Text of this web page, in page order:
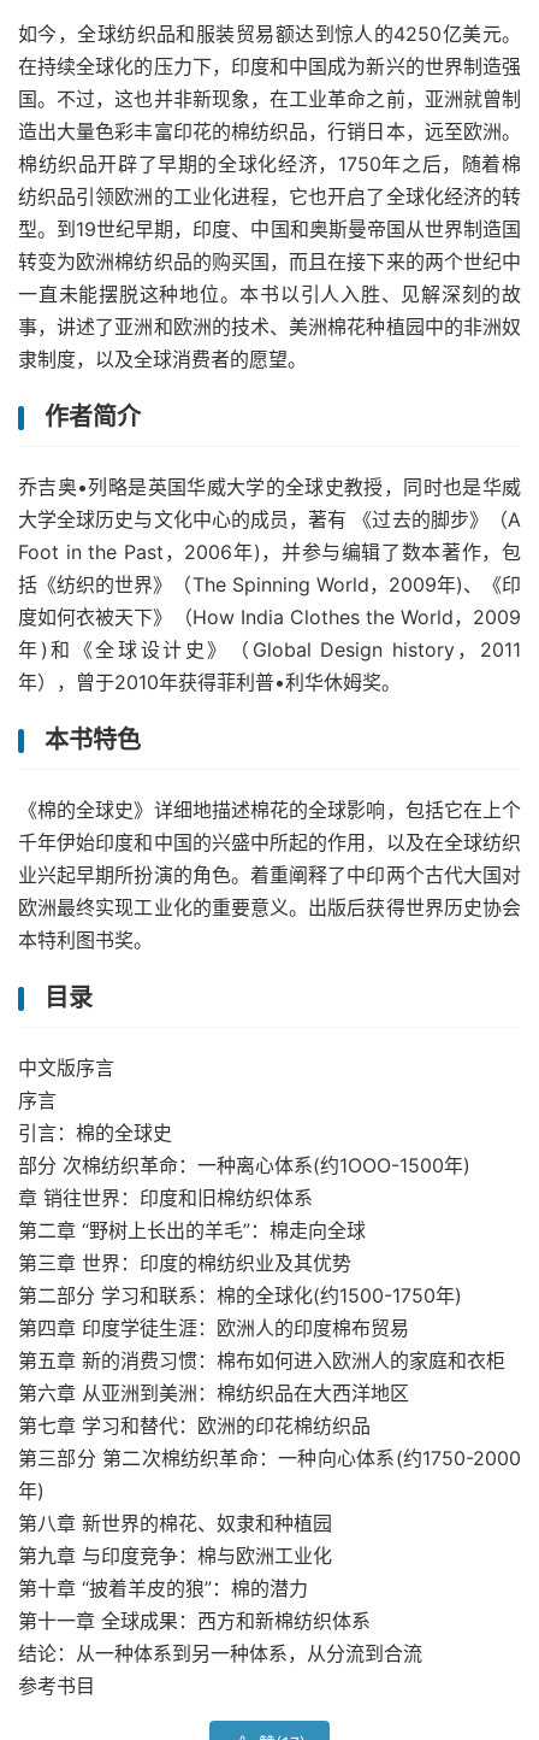
如今，全球纺织品和服装贸易额达到惊人的4250亿美元。
在持续全球化的压力下，印度和中国成为新兴的世界制造强
国。不过，这也并非新现象，在工业革命之前，亚洲就曾制
造出大量色彩丰富印花的棉纺织品，行销日本，远至欧洲。
棉纺织品开辟了早期的全球化经济，1750年之后，随着棉
纺织品引领欧洲的工业化进程，它也开启了全球化经济的转
型。到19世纪早期，印度、中国和奥斯曼帝国从世界制造国
转变为欧洲棉纺织品的购买国，而且在接下来的两个世纪中
一直未能摆脱这种地位。本书以引人入胜、见解深刻的故
事，讲述了亚洲和欧洲的技术、美洲棉花种植园中的非洲奴
隶制度，以及全球消费者的愿望。
作者简介
乔吉奥•列略是英国华威大学的全球史教授，同时也是华威
大学全球历史与文化中心的成员，著有 《过去的脚步》（A
Foot in the Past，2006年)，并参与编辑了数本著作，包
括《纺织的世界》（The Spinning World，2009年)、《印
度如何衣被天下》（How India Clothes the World，2009
年)和《全球设计史》（Global Design history，2011
年），曾于2010年获得菲利普•利华休姆奖。
本书特色
《棉的全球史》详细地描述棉花的全球影响，包括它在上个
千年伊始印度和中国的兴盛中所起的作用，以及在全球纺织
业兴起早期所扮演的角色。着重阐释了中印两个古代大国对
欧洲最终实现工业化的重要意义。出版后获得世界历史协会
本特利图书奖。
目录
中文版序言
序言
引言：棉的全球史
部分 次棉纺织革命：一种离心体系(约1OOO-1500年)
章 销往世界：印度和旧棉纺织体系
第二章 “野树上长出的羊毛”：棉走向全球
第三章 世界：印度的棉纺织业及其优势
第二部分 学习和联系：棉的全球化(约1500-1750年)
第四章 印度学徒生涯：欧洲人的印度棉布贸易
第五章 新的消费习惯：棉布如何进入欧洲人的家庭和衣柜
第六章 从亚洲到美洲：棉纺织品在大西洋地区
第七章 学习和替代：欧洲的印花棉纺织品
第三部分 第二次棉纺织革命：一种向心体系(约1750-2000
年)
第八章 新世界的棉花、奴隶和种植园
第九章 与印度竞争：棉与欧洲工业化
第十章 “披着羊皮的狼”：棉的潜力
第十一章 全球成果：西方和新棉纺织体系
结论：从一种体系到另一种体系，从分流到合流
参考书目